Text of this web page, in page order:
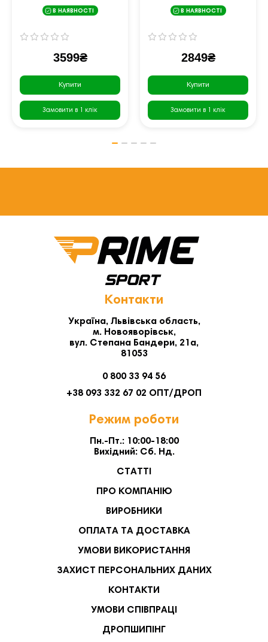
оливковийВ НАЯВНОСТІ
3599₴
Купити
Замовити в 1 клік
(NRT033-HC)В НАЯВНОСТІ
2849₴
Купити
Замовити в 1 клік
Контакти
Україна, Львівська область,
м. Новояворівськ,
вул. Степана Бандери, 21а,
81053
0 800 33 94 56
+38 093 332 67 02 ОПТ/ДРОП
Режим роботи
Пн.-Пт.: 10:00-18:00
Вихідний: Сб. Нд.
СТАТТІ
ПРО КОМПАНІЮ
ВИРОБНИКИ
ОПЛАТА ТА ДОСТАВКА
УМОВИ ВИКОРИСТАННЯ
ЗАХИСТ ПЕРСОНАЛЬНИХ ДАНИХ
КОНТАКТИ
УМОВИ СПІВПРАЦІ
ДРОПШИПІНГ